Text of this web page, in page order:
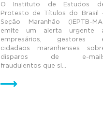
O Instituto de Estudos
Protesto de Títulos do Brasil
Seção Maranhão (IEPTB-
emite um alerta urgente
empresários, gestores
cidadãos maranhenses
disparos de e-
fraudulentos que si...